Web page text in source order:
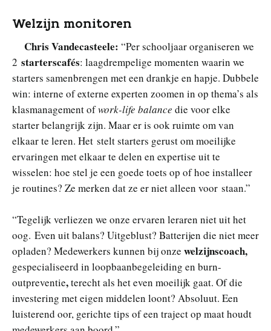
Welzijn monitoren
Chris Vandecasteele: “Per schooljaar organiseren we
2 starterscafés: laagdrempelige momenten waarin we
starters samenbrengen met een drankje en hapje. Dubbele
win: interne of externe experten zoomen in op thema’s als
klasmanagement ofwork-life balance die voor elke
starter belangrijk zijn. Maar er is ook ruimte om van
elkaar te leren. Het stelt starters gerust om moeilijke
ervaringen met elkaar te delen en expertise uit te
wisselen: hoe stel je een goede toets op of hoe installeer
je routines? Ze merken dat ze er niet alleen voor staan.”
“Tegelijk verliezen we onze ervaren leraren niet uit het
oog. Even uit balans? Uitgeblust? Batterijen die niet meer
opladen? Medewerkers kunnen bij onze welzijnscoach,
gespecialiseerd in loopbaanbegeleiding en burn-
outpreventie,terecht als het even moeilijk gaat. Of die
investering met eigen middelen loont? Absoluut. Een
luisterend oor, gerichte tips of een traject op maat houdt